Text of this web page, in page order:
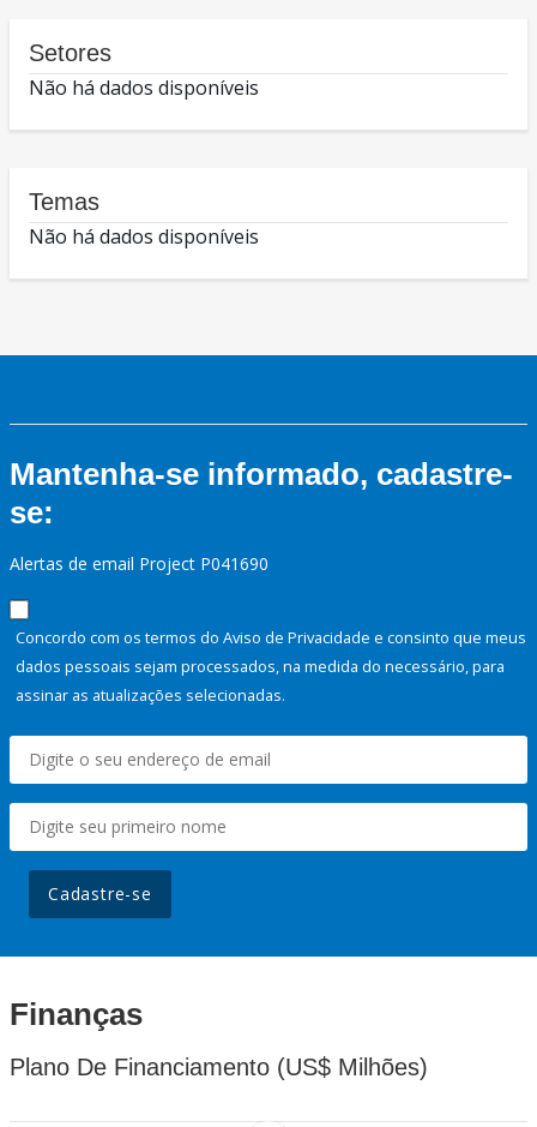
Setores
Não há dados disponíveis
Temas
Não há dados disponíveis
Mantenha-se informado, cadastre-
se:
Alertas de email Project P041690
Concordo com os termos do Aviso de Privacidade e consinto que meus
dados pessoais sejam processados, na medida do necessário, para
assinar as atualizações selecionadas.
Cadastre-se
Finanças
Plano De Financiamento (US$ Milhões)